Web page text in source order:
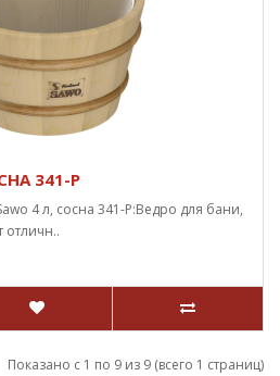
341-Р
4 л, сосна 341-Р:Ведро для бани,
отличн..
Показано с 1 по 9 из 9 (всего 1 страниц)